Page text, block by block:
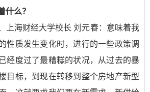
什么？
上海财经大学校长 刘元春： 意味着我
性质发生变化时，进行的一些政策调
经度过了最糟糕的状况，从过去的暴
目标，到现在转移到整个房地产新型